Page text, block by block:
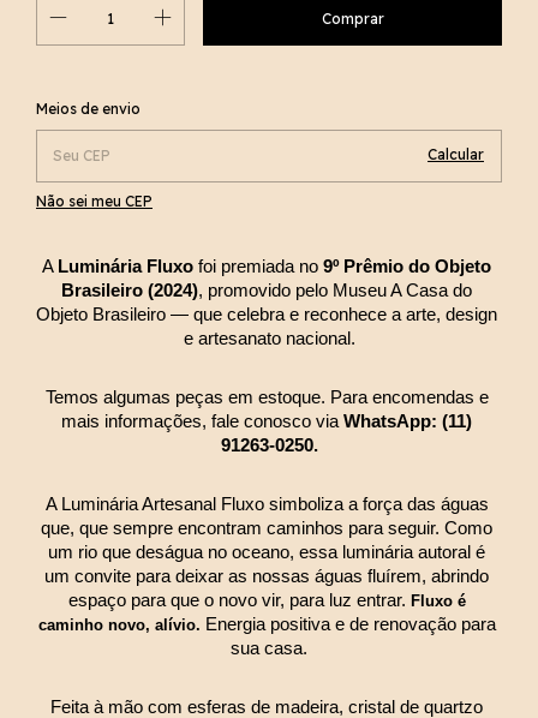
Entregas para o CEP:
Meios de envio
Calcular
Não sei meu CEP
A Luminária Fluxo foi premiada no 9º Prêmio do Objeto
Brasileiro (2024), promovido pelo Museu A Casa do
Objeto Brasileiro — que celebra e reconhece a arte, design
e artesanato nacional.
Temos algumas peças em estoque. Para encomendas e
mais informações, fale conosco via WhatsApp: (11)
91263-0250.
A Luminária Artesanal Fluxo simboliza a força das águas
que, que sempre encontram caminhos para seguir. Como
um rio que deságua no oceano, essa luminária autoral é
um convite para deixar as nossas águas fluírem, abrindo
espaço para que o novo vir, para luz entrar. Fluxo é
caminho novo, alívio. Energia positiva e de renovação para
sua casa.
Feita à mão com esferas de madeira, cristal de quartzo